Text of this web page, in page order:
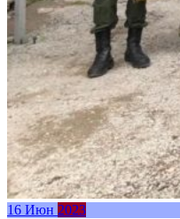
16 Июн 2023